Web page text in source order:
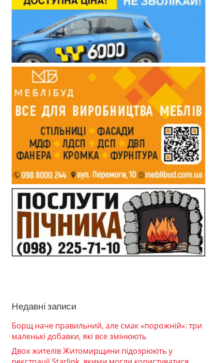
Недавні записи
Борщ наче правильний, але смак «порожній»: три
маленькі добавки, які все змінюють
Двох жителів Житомирщини підозрюють у